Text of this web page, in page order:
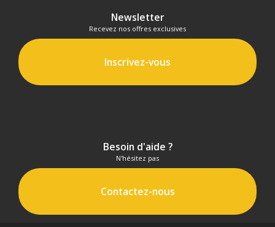
Newsletter
Recevez nos offres exclusives
Inscrivez-vous
Besoin d'aide ?
N'hésitez pas
Contactez-nous